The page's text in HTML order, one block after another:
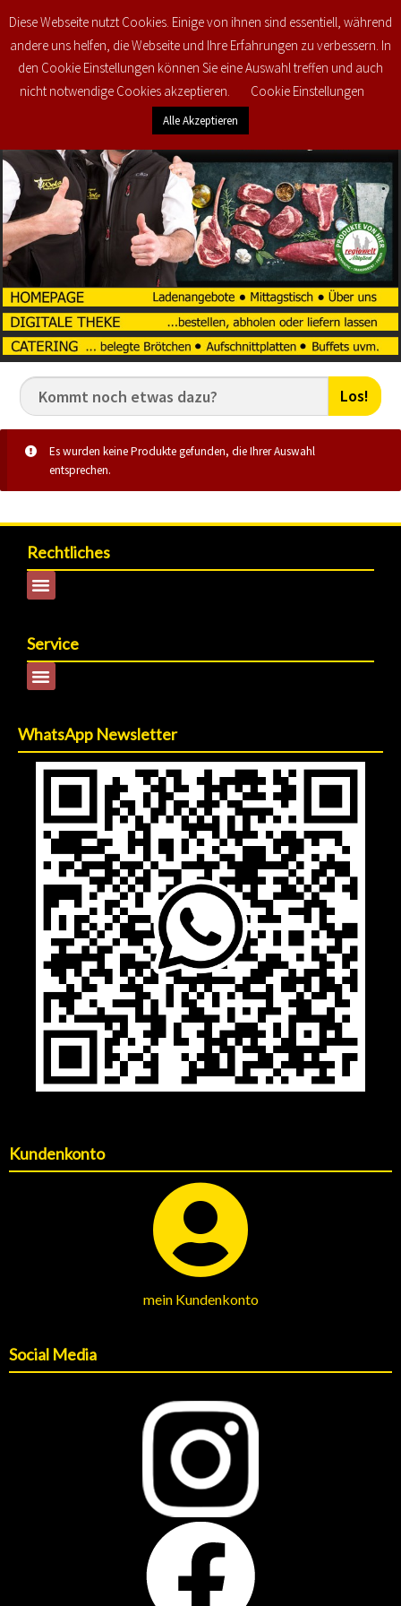
€ 0,00 0
Los!
Es wurden keine Produkte gefunden, die Ihrer Auswahl
entsprechen.
Rechtliches
Service
WhatsApp Newsletter
Kundenkonto
mein Kundenkonto
Social Media
Diese Webseite nutzt Cookies. Einige von ihnen sind essentiell, während
andere uns helfen, die Webseite und Ihre Erfahrungen zu verbessern. In
den Cookie Einstellungen können Sie eine Auswahl treffen und auch
nicht notwendige Cookies akzeptieren.
Cookie Einstellungen
Alle Akzeptieren